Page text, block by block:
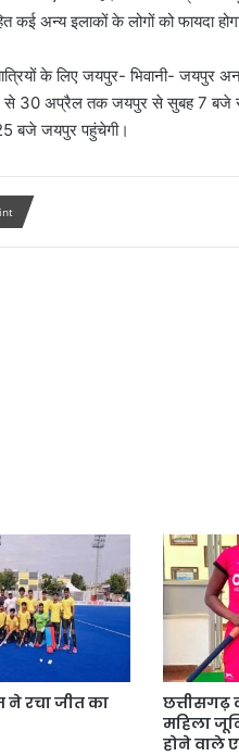
अन्य इलाकों के लोगों को फायदा
के लिए जयपुर- भिवानी- जयपुर
अप्रैल तक जयपुर से सुबह 7 बजे
बजे जयपुर पहुंचेगी।
ने रचा जीत का
छत्तीसगढ़
महिला
होने वाले